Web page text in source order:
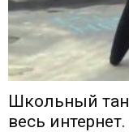
Школьный
весь